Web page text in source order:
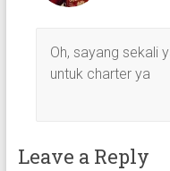
Oh, sayang sekali
untuk charter ya
Leave a Reply